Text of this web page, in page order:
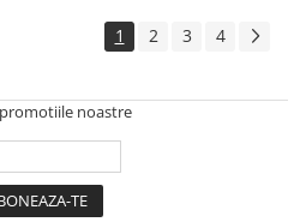
1 2 3 4
noastre